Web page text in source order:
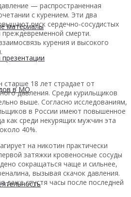
материалы
в МО
— распространенная
с курением. Эти два
риск сердечно-сосудистых
преждевременной смерти.
курения и высокого
18 лет страдает от
давления. Среди курильщиков
выше. Согласно исследованиям,
в России имеют повышенное
как среди некурящих мужчин эта
40%.
на никотин практически
затяжки кровеносные сосуды
сокращаться чаще и сильнее,
вызывая скачок давления.
даже спустя часы после последней